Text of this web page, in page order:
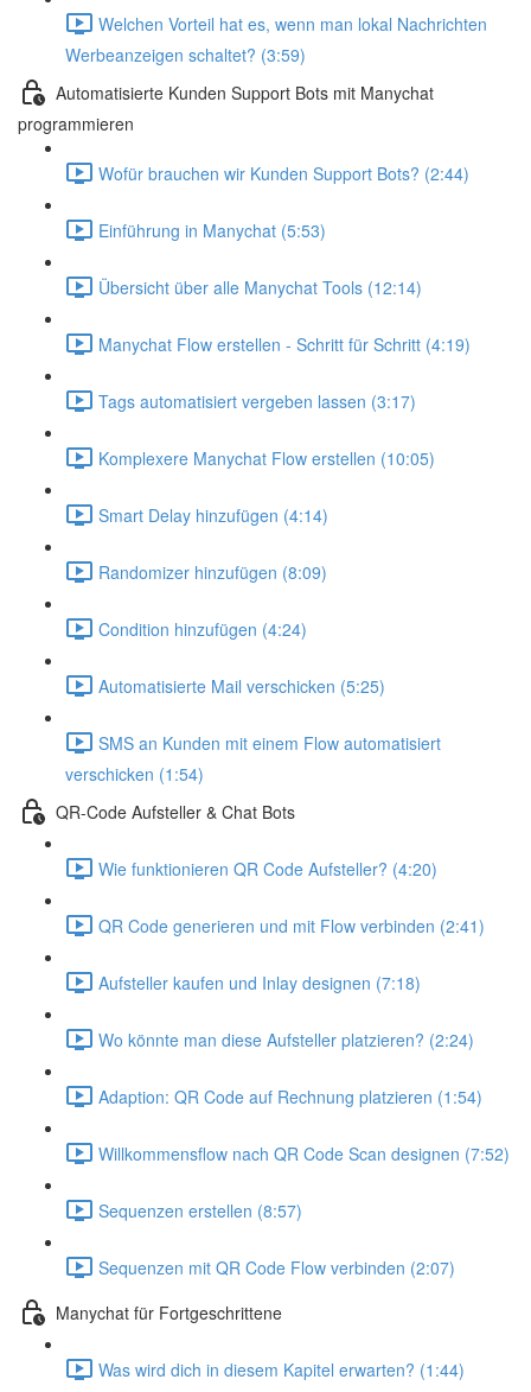
Welchen Vorteil hat es, wenn man lokal Nachrichten
Werbeanzeigen schaltet? (3:59)
Automatisierte Kunden Support Bots mit Manychat
programmieren
Wofür brauchen wir Kunden Support Bots? (2:44)
Einführung in Manychat (5:53)
Übersicht über alle Manychat Tools (12:14)
Manychat Flow erstellen - Schritt für Schritt (4:19)
Tags automatisiert vergeben lassen (3:17)
Komplexere Manychat Flow erstellen (10:05)
Smart Delay hinzufügen (4:14)
Randomizer hinzufügen (8:09)
Condition hinzufügen (4:24)
Automatisierte Mail verschicken (5:25)
SMS an Kunden mit einem Flow automatisiert
verschicken (1:54)
QR-Code Aufsteller & Chat Bots
Wie funktionieren QR Code Aufsteller? (4:20)
QR Code generieren und mit Flow verbinden (2:41)
Aufsteller kaufen und Inlay designen (7:18)
Wo könnte man diese Aufsteller platzieren? (2:24)
Adaption: QR Code auf Rechnung platzieren (1:54)
Willkommensflow nach QR Code Scan designen (7:52)
Sequenzen erstellen (8:57)
Sequenzen mit QR Code Flow verbinden (2:07)
Manychat für Fortgeschrittene
Was wird dich in diesem Kapitel erwarten? (1:44)